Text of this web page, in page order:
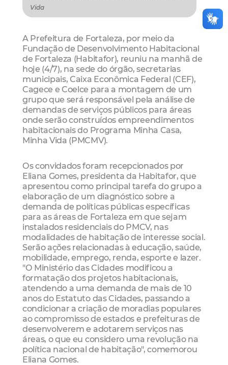
Vida
A Prefeitura de Fortaleza, por meio da
Fundação de Desenvolvimento Habitacional
de Fortaleza (Habitafor), reuniu na manhã de
hoje (4/7), na sede do órgão, secretarias
municipais, Caixa Econômica Federal (CEF),
Cagece e Coelce para a montagem de um
grupo que será responsável pela análise de
demandas de serviços públicos para áreas
onde serão construídos empreendimentos
habitacionais do Programa Minha Casa,
Minha Vida (PMCMV).
Os convidados foram recepcionados por
Eliana Gomes, presidenta da Habitafor, que
apresentou como principal tarefa do grupo a
elaboração de um diagnóstico sobre a
demanda de políticas públicas específicas
para as áreas de Fortaleza em que sejam
instalados residenciais do PMCV, nas
modalidades de habitação de interesse social.
Serão ações relacionadas à educação, saúde,
mobilidade, emprego, renda, esporte e lazer.
"O Ministério das Cidades modificou a
formatação dos projetos habitacionais,
atendendo a uma demanda de mais de 10
anos do Estatuto das Cidades, passando a
condicionar a criação de moradias populares
ao compromisso de estados e prefeituras de
desenvolverem e adotarem serviços nas
áreas, o que eu considero uma revolução na
política nacional de habitação", comemorou
Eliana Gomes.